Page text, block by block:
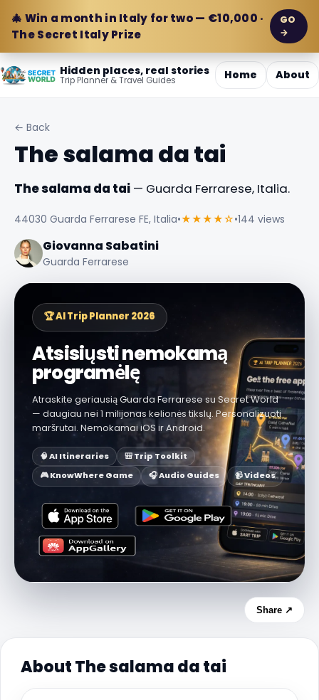
🎄 Win a month in Italy for two — €10,000 ·
The Secret Italy Prize
GO
→
Hidden places, real stories
Trip Planner & Travel Guides Home About
← Back
The salama da tai
The salama da tai — Guarda Ferrarese, Italia.
44030 Guarda Ferrarese FE, Italia•★★★★☆•144 views
Giovanna Sabatini
Guarda Ferrarese
🏆 AI Trip Planner 2026
Atsisiųsti nemokamą
programėlę
Atraskite geriausią Guarda Ferrarese su Secret World
— daugiau nei 1 milijonas kelionės tikslų. Personalizuoti
maršrutai. Nemokamai iOS ir Android.
🧠 AI Itineraries
🎒 Trip Toolkit
🎮 KnowWhere Game
🎧 Audio Guides 📹 Videos
Share ↗
About The salama da tai